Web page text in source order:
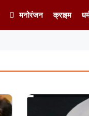
मनोरंजन क्राइम